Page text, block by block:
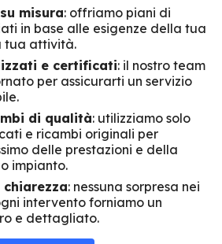
misura: offriamo piani di
in base alle esigenze della tua
tua attività.
e certificati: il nostro team
per assicurarti un servizio
di qualità: utilizziamo solo
e ricambi originali per
delle prestazioni e della
impianto.
chiarezza: nessuna sorpresa nei
intervento forniamo un
e dettagliato.